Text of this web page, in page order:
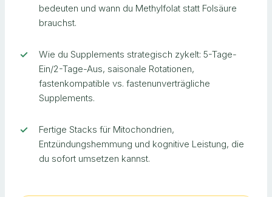
bedeuten und wann du Methylfolat statt Folsäure
brauchst.
Wie du Supplements strategisch zykelt: 5-Tage-
Ein/2-Tage-Aus, saisonale Rotationen,
fastenkompatible vs. fastenunverträgliche
Supplements.
Fertige Stacks für Mitochondrien,
Entzündungshemmung und kognitive Leistung, die
du sofort umsetzen kannst.